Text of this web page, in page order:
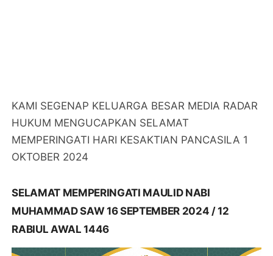
KAMI SEGENAP KELUARGA BESAR MEDIA RADAR
HUKUM MENGUCAPKAN SELAMAT
MEMPERINGATI HARI KESAKTIAN PANCASILA 1
OKTOBER 2024
SELAMAT MEMPERINGATI MAULID NABI
MUHAMMAD SAW 16 SEPTEMBER 2024 / 12
RABIUL AWAL 1446